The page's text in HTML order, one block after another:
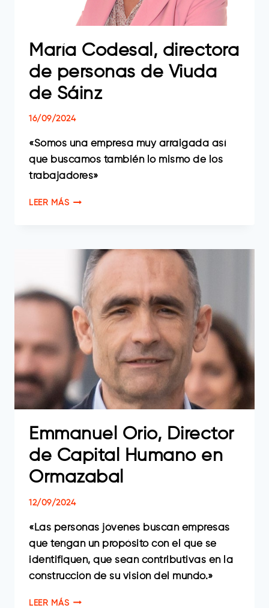
María Codesal, directora
de personas de Viuda
de Sáinz
16/09/2024
«Somos una empresa muy arraigada así
que buscamos también lo mismo de los
trabajadores»
LEER MÁSMARÍA
PERSONAS
VIUDA
SÁINZ
Emmanuel Orio, Director
de Capital Humano en
Ormazabal
12/09/2024
«Las personas jóvenes buscan empresas
que tengan un propósito con el que se
identifiquen, que sean contributivas en la
construcción de su visión del mundo.»
LEER MÁSEMMANUEL